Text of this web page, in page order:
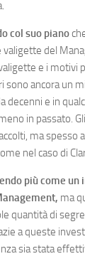
col suo piano
valigette del
e i motivi
sono ancora un
decenni e in
in passato.
ma spesso
nel caso di
più come
ma
quantità di
a queste
sia stata